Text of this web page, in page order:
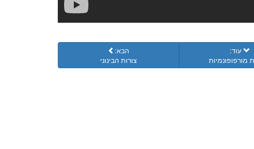
עוד:
מורפופונמיות
הבא:
צורות הבינוני